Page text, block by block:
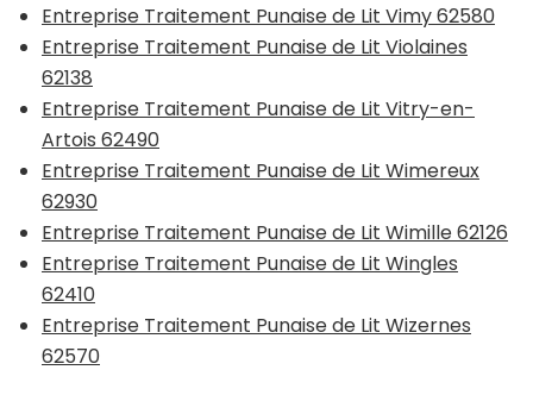
Entreprise Traitement Punaise de Lit Vimy 62580
Entreprise Traitement Punaise de Lit Violaines
62138
Entreprise Traitement Punaise de Lit Vitry-en-
Artois 62490
Entreprise Traitement Punaise de Lit Wimereux
62930
Entreprise Traitement Punaise de Lit Wimille 62126
Entreprise Traitement Punaise de Lit Wingles
62410
Entreprise Traitement Punaise de Lit Wizernes
62570